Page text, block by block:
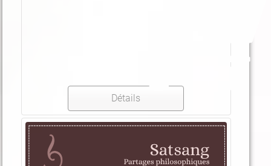
Détails